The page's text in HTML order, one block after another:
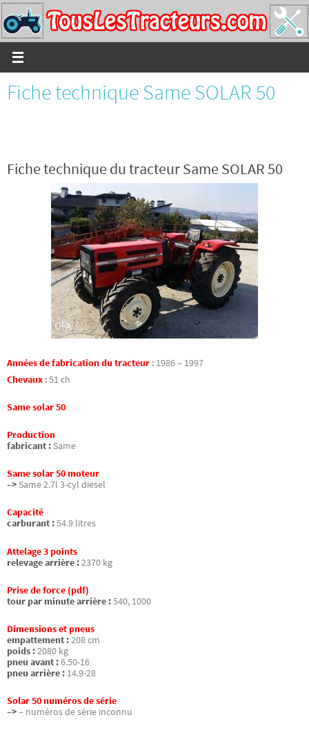
Passer
vers
le
contenu
Fiche technique Same SOLAR 50
Fiche technique du tracteur Same SOLAR 50
Années de fabrication du tracteur : 1986 – 1997
Chevaux :51 ch
Same solar 50
Production
fabricant : Same
Same solar 50 moteur
–> Same 2.7l 3-cyl diesel
Capacité
carburant :54.9 litres
Attelage 3 points
relevage arrière :2370 kg
Prise de force (pdf)
tour par minute arrière :540, 1000
Dimensions et pneus
empattement :208 cm
poids :2080 kg
pneu avant :6.50-16
pneu arrière : 14.9-28
Solar 50 numéros de série
–>– numéros de série inconnu